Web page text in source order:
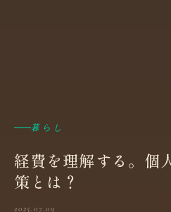
暮らし
経費を理解する。個
策とは？
2025.07.09